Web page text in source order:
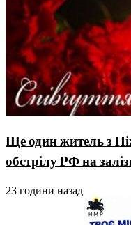
Ще один житель з
обстрілу РФ на
23 години назад